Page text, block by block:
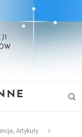
Artykuły